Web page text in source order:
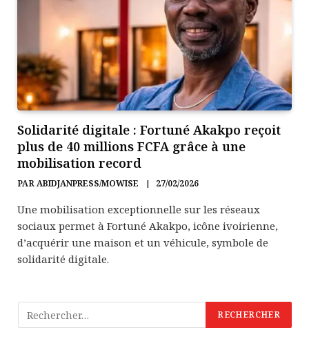
Solidarité digitale : Fortuné Akakpo reçoit
plus de 40 millions FCFA grâce à une
mobilisation record
PARABIDJANPRESS/MOWISE 27/02/2026
Une mobilisation exceptionnelle sur les réseaux
sociaux permet à Fortuné Akakpo, icône ivoirienne,
d’acquérir une maison et un véhicule, symbole de
solidarité digitale.